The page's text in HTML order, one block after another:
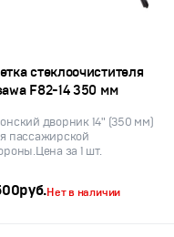
стеклоочистителя
F82-14 350 мм
дворник 14" (350 мм)
пассажирской
за 1 шт.
руб.Нет в наличии